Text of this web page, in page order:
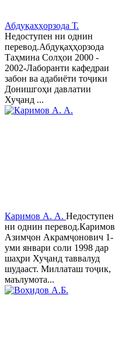
Абдуқаҳҳорзода Т.
Недоступен ни однин
перевод.Абдуқаҳҳорзода
Таҳмина Солҳои 2000 -
2002-Лаборанти кафедраи
забон ва адабиёти тоҷики
Донишгоҳи давлатии
Хуҷанд ...
Каримов А. А. Недоступен
ни однин перевод.Каримов
Азимҷон Акрамҷонович 1-
уми январи соли 1998 дар
шаҳри Хуҷанд таввалуд
шудааст. Миллаташ тоҷик,
маълумота...